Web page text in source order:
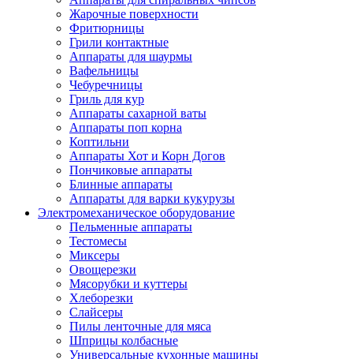
Жарочные поверхности
Фритюрницы
Грили контактные
Аппараты для шаурмы
Вафельницы
Чебуречницы
Гриль для кур
Аппараты сахарной ваты
Аппараты поп корна
Коптильни
Аппараты Хот и Корн Догов
Пончиковые аппараты
Блинные аппараты
Аппараты для варки кукурузы
Электромеханическое оборудование
Пельменные аппараты
Тестомесы
Миксеры
Овощерезки
Мясорубки и куттеры
Хлеборезки
Слайсеры
Пилы ленточные для мяса
Шприцы колбасные
Универсальные кухонные машины